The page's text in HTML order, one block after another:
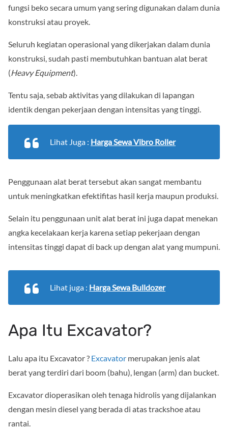
fungsi beko secara umum yang sering digunakan dalam dunia
konstruksi atau proyek.
Seluruh kegiatan operasional yang dikerjakan dalam dunia
konstruksi, sudah pasti membutuhkan bantuan alat berat
(Heavy Equipment).
Tentu saja, sebab aktivitas yang dilakukan di lapangan
identik dengan pekerjaan dengan intensitas yang tinggi.
Lihat Juga : Harga Sewa Vibro Roller
Penggunaan alat berat tersebut akan sangat membantu
untuk meningkatkan efektifitas hasil kerja maupun produksi.
Selain itu penggunaan unit alat berat ini juga dapat menekan
angka kecelakaan kerja karena setiap pekerjaan dengan
intensitas tinggi dapat di back up dengan alat yang mumpuni.
Lihat juga : Harga Sewa Bulldozer
Apa Itu Excavator?
Lalu apa itu Excavator ? Excavator merupakan jenis alat
berat yang terdiri dari boom (bahu), lengan (arm) dan bucket.
Excavator dioperasikan oleh tenaga hidrolis yang dijalankan
dengan mesin diesel yang berada di atas trackshoe atau
rantai.